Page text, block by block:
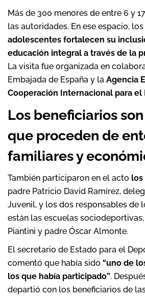
Más de 300 menores de entre 6 y
las autoridades. En ese espacio, los
adolescentes fortalecen su
educación integral a través de la
La visita fue organizada en
Embajada de España y la Agencia
Cooperación Internacional para el
Los beneficiarios
que proceden de
familiares y
También participaron en el acto los
padre Patricio David Ramírez,
Juvenil, y los dos responsables de
están las escuelas
Piantini y padre Óscar Almonte.
El secretario de Estado para el
comentó que había sido “uno de
los que había participado”.
departió con los beneficiarios de